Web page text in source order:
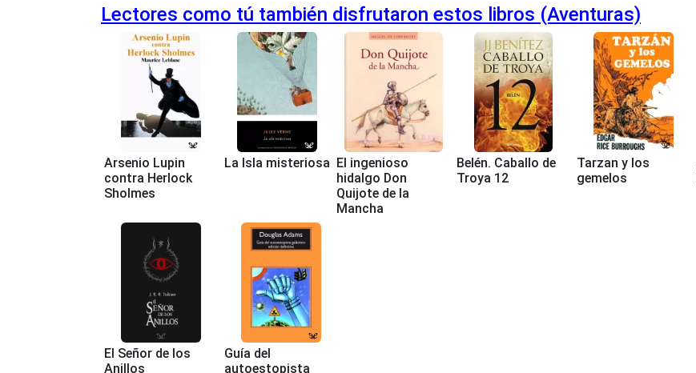
Lectores como tú también disfrutaron estos libros (Aventuras)
Arsenio Lupin
contra Herlock
Sholmes
La Isla misteriosa El ingenioso
hidalgo Don
Quijote de la
Mancha
Belén. Caballo de
Troya 12
Tarzan y los
gemelos
El Señor de los
Anillos
Guía del
autoestopista